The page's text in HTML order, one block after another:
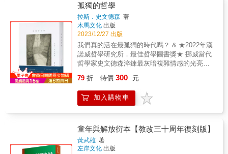
醫師如何同時扮演鄰居與朋友的角色？即便能
兼顧多重身分，這種狀態是否健康？鄉村執業
看似美好，仍伴隨其他顧慮──難以尋找臨時代
班醫師、潛在的孤立感，其中──令多數醫師心
生畏懼的，莫過於無法隱匿身分而曝光了生
活。然而，對這位醫師是值得付出的代價，只
為換取歸屬感。況且，她渴望追求醫療層面的
連續性──越深入了解患者，臨床實踐越能根植
於溫暖與人性，這份根基亦能進一步提升醫師
任時所能成就的事。這些是擄獲並留住此地居
民心靈的饋贈，標記了時間流轉、變遷與延
續。這正是景觀與人之間最親密的關係，山谷
字搭配理查・貝克的絕美攝影，寫下了感人至
深的情書，獻給土地、社群，更獻給成為優秀
醫師的精神真諦。 ★如今高速且壓縮的「小」
目的在於將「人」從階級話語中解救出來，重
申「人」生而有之的尊嚴、價值和權利。雖然
思潮最終在1984年趨於式微，但其在理論上完
成了對「人」的再發現、再探討和有限的再確
認，成為後來主體性論述、人學研究和「人文
精神大討論」的思想起點。
Knowledge）？共同知識指的是每個人都知道
某件事，並且知道別人也知道，別人也知道你
知道──即「別人知道你知道他們知道你知
道……」（這句型可無限延伸下去）。這解釋
了我們如何無限地思考彼此的想法，且這樣的
認知，無時無刻影響了我們的日常選擇。共同
知識為文明運轉的基石你是否思考過為什麼大
家都靠右行駛？為什麼紙幣能夠被信任？各種
技術規格、週休假日的制定等，都是在眾多可
賴共同知識，我們的社會合作網絡本質上都是
各種協調賽局，透過尋找最能互利的選項，讓
各方皆可受益。而協調賽局的成立皆仰賴「共
同知識是賽局理論中的重要概念，揭露人際互
動、理性決策和換位思考的內在規則與不確定
性。本書涵蓋的議題包括金融危機、惡性通
孤獨的哲學
拉斯．史文德森 著
木馬文化 出版
2023/12/27 出版
我們真的活在最孤獨的時代嗎？ & ★2022年漢
諾威哲學研究所．最佳哲學圖書獎★ 挪威當代
哲學家史文德森淬鍊最灰暗複雜情感的光亮之
歸屬&mdash;&mdash; & 「我們今日面對的並
非孤獨感愈來愈重，而是獨處的機會太少。」
孤獨向來是個難以啟齒的話題，儘管事實是，
至走在繁忙街道上被人群包圍時，都可能感到
孤獨。就像許多流行歌曲都低聲唱著，我們內
心有多孤獨&hellip;&hellip; & ☆協助自我理
79 折 特價 300 元
加入購物車
童年與解放衍本【教改三十周年復刻版】
黃武雄 著
左岸文化 出版